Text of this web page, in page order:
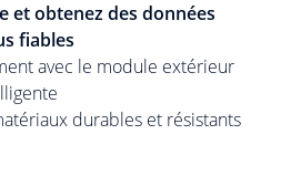
et obtenez des données
fiables
avec le module extérieur
durables et résistants